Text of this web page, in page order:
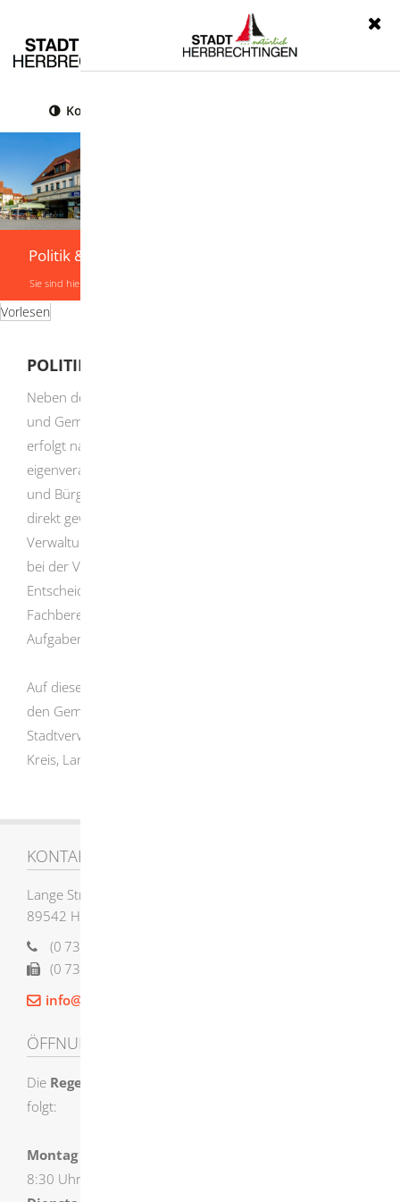
Kontrast
Politik & Verwaltung
Sie sind hier:
Vorlesen
POLITIK & VERWALTUNG
Neben der "großen Politik" gibt es Einiges was die Städte
und Gemeinden selbst regeln und entscheiden . Dies
erfolgt natürlich im Rahmen der Gesetze selbst und
eigenverantwortlich. Dafür werden von den Bürgerinnen
und Bürgern der Gemeinderat und der Bürgermeister
direkt gewählt. Die Stadtverwaltung und die
Verwaltungsstellen unterstützen die gewählten Vertreter
bei der Vorbereitung und Umsetzung von
Entscheidungen. Die Verwaltung gliedert sich in
Fachbereiche, die unterschiedliche Sach- und
Aufgabengebiete betreuen.
Auf diesen Seiten finden Sie nähere Informationen über
den Gemeinderat und die Ausschüsse, die
Stadtverwaltung und über die Abgeordneten , die uns im
Kreis, Land, Bund und Europa vertreten.
KONTAKT
Lange Straße 58
89542 Herbrechtingen
(0 73
(0 73
info@herbrechtingen.de
ÖFFNUNGSZEITEN
Die Regelöffnungszeiten
folgt:
Montag
8:30 Uhr – 12:00 Uhr und 14:00 Uhr – 16:00 Uhr